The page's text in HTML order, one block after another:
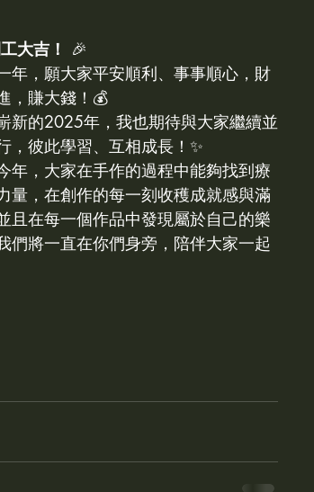
IRDA KDCA
大吉！
🎉
年，願大家平安順利、事事順心，財
，賺大錢！💰
新的2025年，我也期待與大家繼續並
，彼此學習、互相成長！✨
年，大家在手作的過程中能夠找到療
量，在創作的每一刻收穫成就感與滿
且在每一個作品中發現屬於自己的樂
們將一直在你們身旁，陪伴大家一起